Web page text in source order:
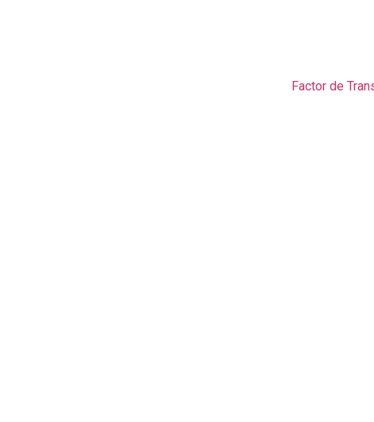
Factor de